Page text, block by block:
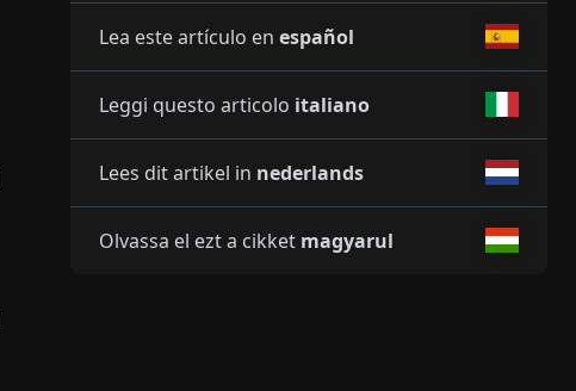
Lea este artículo en español
Leggi questo articolo italiano
Lees dit artikel in nederlands
Olvassa el ezt a cikket magyarul